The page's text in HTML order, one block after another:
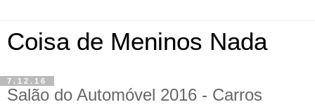
Coisa de Meninos Nada
7.12.16
Salão do Automóvel 2016 - Carros